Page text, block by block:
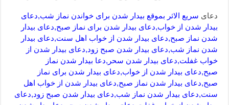
دعای سریع الاثر بموقع بیدار شدن برای خواندن نماز شب,دعای
بیدار شدن از خواب,دعای بیدار شدن برای نماز صبح,دعای بیدار
شدن نماز صبح,دعای بیدار شدن از خواب اهل سنت,دعای بیدار
شدن نماز شب,دعای بیدار شدن صبح زود,دعای بیدار شدن از
خواب غفلت,دعای بیدار شدن سحر,دعا بیدار شدن نماز
صبح,دعای بیدار شدن از خواب,دعای بیدار شدن برای نماز
صبح,دعای بیدار شدن نماز صبح,دعای بیدار شدن از خواب اهل
سنت,دعای بیدار شدن نماز شب,دعای بیدار شدن صبح زود,دعای